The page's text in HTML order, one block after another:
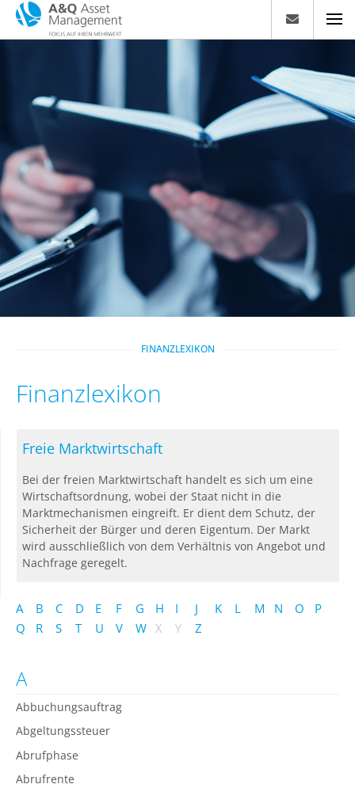
FINANZLEXIKON
Finanzlexikon
A B C D E F G H I J K L M N O
P
Q
R S T U V W X Y Z
A
Abbuchungsauftrag
Abgeltungssteuer
Abrufphase
Abrufrente
Freie Marktwirtschaft
Bei der freien Marktwirtschaft handelt es sich um eine
Wirtschaftsordnung, wobei der Staat nicht in die
Marktmechanismen eingreift. Er dient dem Schutz, der
Sicherheit der Bürger und deren Eigentum. Der Markt
wird ausschließlich von dem Verhältnis von Angebot und
Nachfrage geregelt.